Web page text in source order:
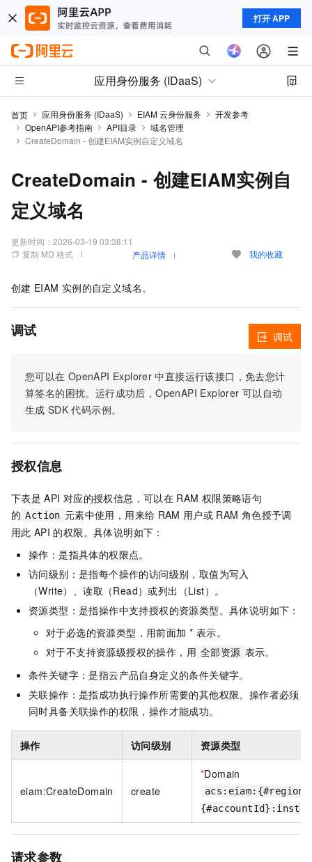
打开 APP
应用身份服务 (IDaaS)
首页 应用身份服务 (IDaaS) EIAM 云身份服务
开发参考
OpenAPI参考指南
API目录
域名管理
CreateDomain - 创建EIAM实例自定义域名
CreateDomain - 创建EIAM实例自
定义域名
更新时间： 2026-03-19 03:38:11
复制 MD 格式
产品详情 我的收藏
创建 EIAM 实例的自定义域名。
调试
您可以在 OpenAPI Explorer 中直接运行该接口，免去您计
算签名的困扰。运行成功后，OpenAPI Explorer 可以自动
生成 SDK 代码示例。
调试
授权信息
下表是 API 对应的授权信息，可以在 RAM 权限策略语句
的 Action 元素中使用，用来给 RAM 用户或 RAM 角色授予调
用此 API 的权限。具体说明如下：
操作：是指具体的权限点。
访问级别：是指每个操作的访问级别，取值为写入
（Write）、读取（Read）或列出（List）。
资源类型：是指操作中支持授权的资源类型。具体说明如下：
对于必选的资源类型，用前面加 * 表示。
对于不支持资源级授权的操作，用 全部资源 表示。
条件关键字：是指云产品自身定义的条件关键字。
关联操作：是指成功执行操作所需要的其他权限。操作者必须
同时具备关联操作的权限，操作才能成功。
操作 访问级别 资源类型
eiam:CreateDomain create
*Domain
请求参数